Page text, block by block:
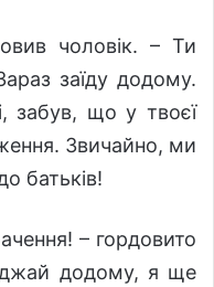
чоловік. – Ти
заїду додому.
забув, що у твоєї
Звичайно, ми
батьків!
– гордовито
додому, я ще